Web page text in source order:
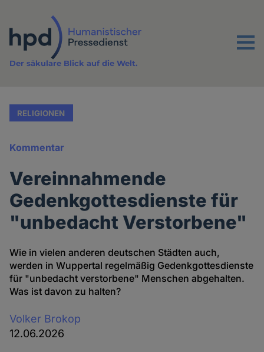
Inhalt
Menu
Der säkulare Blick auf die Welt.
RELIGIONEN
Kommentar
Vereinnahmende
Gedenkgottesdienste für
"unbedacht Verstorbene"
Wie in vielen anderen deutschen Städten auch,
werden in Wuppertal regelmäßig Gedenkgottesdienste
für "unbedacht verstorbene" Menschen abgehalten.
Was ist davon zu halten?
Volker Brokop
12.06.2026